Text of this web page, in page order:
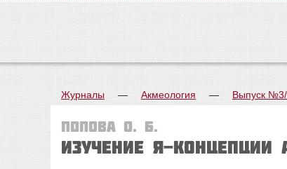
Журналы — Акмеология — Выпуск
Попова О. Б.
ИЗУЧЕНИЕ Я-КОНЦЕПЦИИ